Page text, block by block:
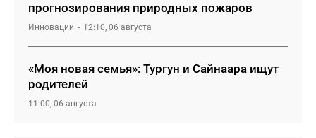
прогнозирования природных пожаров
Инновации 12:10, 06 августа
«Моя новая семья»: Тургун и Сайнаара ищут
родителей
11:00, 06 августа